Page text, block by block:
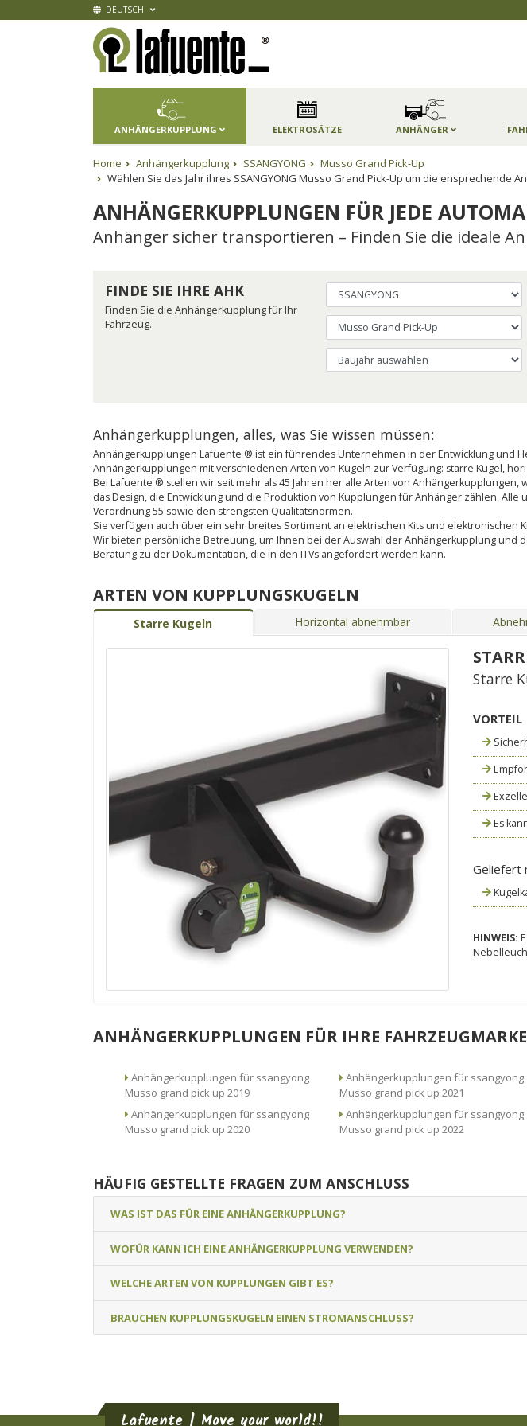
DEUTSCH
ANHÄNGERKUPPLUNG ELEKTROSÄTZE ANHÄNGER
Home Anhängerkupplung SSANGYONG
Musso Grand Pick-Up
Wählen Sie das Jahr ihres SSANGYONG Musso Grand Pick-Up um die ensprechende
ANHÄNGERKUPPLUNGEN FÜR JEDE
Anhänger sicher transportieren – Finden Sie die ideale
FINDE SIE IHRE AHK
Finden Sie die Anhängerkupplung für Ihr
Fahrzeug.
Anhängerkupplungen, alles, was Sie wissen müssen:
Anhängerkupplungen Lafuente ® ist ein führendes Unternehmen in der Entwicklung und
Anhängerkupplungen mit verschiedenen Arten von Kugeln zur Verfügung: starre Kugel,
Bei Lafuente ® stellen wir seit mehr als 45 Jahren her alle Arten von
das Design, die Entwicklung und die Produktion von Kupplungen für Anhänger zählen.
Verordnung 55 sowie den strengsten Qualitätsnormen.
Sie verfügen auch über ein sehr breites Sortiment an elektrischen Kits und elektronischen
Wir bieten persönliche Betreuung, um Ihnen bei der Auswahl der Anhängerkupplung
Beratung zu der Dokumentation, die in den ITVs angefordert werden kann.
ARTEN VON KUPPLUNGSKUGELN
Starre Kugeln Horizontal abnehmbar
Starre
VORTEIL
Es
Geliefert
HINWEIS:
ANHÄNGERKUPPLUNGEN FÜR IHRE FAHRZEUGMARKE
Anhängerkupplungen für ssangyong
Musso grand pick up 2019
Anhängerkupplungen für ssangyong
Musso grand pick up 2020
Anhängerkupplungen für ssangyong
Musso grand pick up 2021
Anhängerkupplungen für ssangyong
Musso grand pick up 2022
HÄUFIG GESTELLTE FRAGEN ZUM ANSCHLUSS
WAS IST DAS FÜR EINE ANHÄNGERKUPPLUNG?
WOFÜR KANN ICH EINE ANHÄNGERKUPPLUNG VERWENDEN?
WELCHE ARTEN VON KUPPLUNGEN GIBT ES?
BRAUCHEN KUPPLUNGSKUGELN EINEN STROMANSCHLUSS?